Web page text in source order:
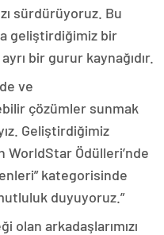
sürdürüyoruz. Bu
geliştirdiğimiz bir
bir gurur kaynağıdır.
ve
çözümler sunmak
Geliştirdiğimiz
WorldStar Ödülleri’nde
kategorisinde
duyuyoruz.”
olan arkadaşlarımızı